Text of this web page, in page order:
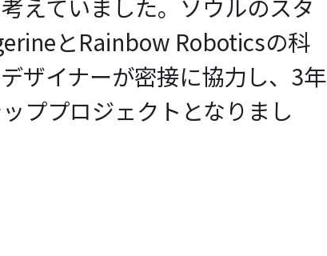
とRainbow Roboticsの科
ザイナーが密接に協力し、3年
ププロジェクトとなりまし